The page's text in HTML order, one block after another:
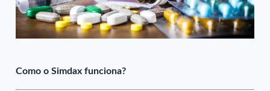
Como o Simdax funciona?